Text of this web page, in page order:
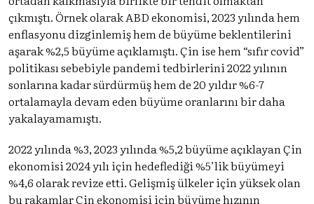
çıkmıştı. Örnek olarak ABD ekonomisi, 2023 yılında hem
enflasyonu dizginlemiş hem de büyüme beklentilerini
aşarak %2,5 büyüme açıklamıştı. Çin ise hem “sıfır covid”
politikası sebebiyle pandemi tedbirlerini 2022 yılının
sonlarına kadar sürdürmüş hem de 20 yıldır %6-7
ortalamayla devam eden büyüme oranlarını bir daha
yakalayamamıştı.
2022 yılında %3, 2023 yılında %5,2 büyüme açıklayan Çin
ekonomisi 2024 yılı için hedeflediği %5’lik büyümeyi
%4,6 olarak revize etti. Gelişmiş ülkeler için yüksek olan
bu rakamlar Çin ekonomisi için büyüme hızının